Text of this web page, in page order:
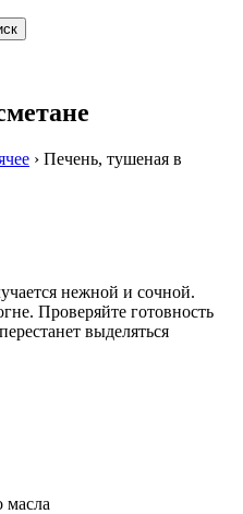
› Печень, тушеная в
нежной и сочной.
Проверяйте готовность
выделяться
масла